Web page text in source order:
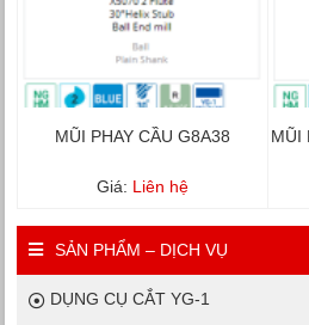
MŨI PHAY CẦU G8A38
Giá: Liên hệ
MŨI
SẢN PHẨM – DỊCH VỤ
DỤNG CỤ CẮT YG-1